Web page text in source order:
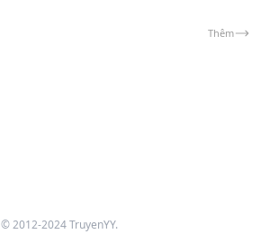
hoàn toàn giống nhau, dù là những
nếu thật sự gặp được một
ra?
Thêm
© 2012-2024 TruyenYY.